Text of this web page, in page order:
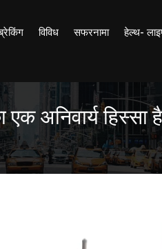
विविध सफरनामा हेल्थ-
अनिवार्य